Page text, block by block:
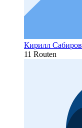
Кирилл Сабиров
11 Routen